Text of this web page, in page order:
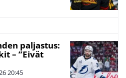
paljastus:
– ”Eivät
20:45